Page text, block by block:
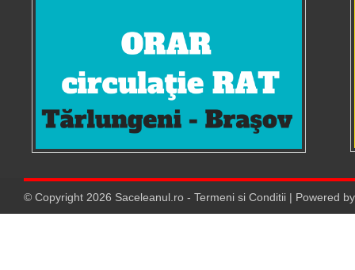
© Copyright 2026 Saceleanul.ro - Termeni si Conditii | Powered